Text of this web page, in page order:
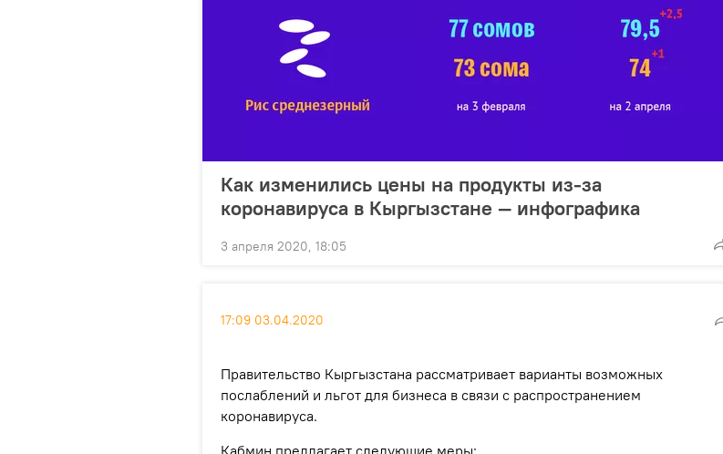
Как изменились цены на продукты из-за
коронавируса в Кыргызстане — инфографика
3 апреля 2020, 18:05
17:09 03.04.2020
Правительство Кыргызстана рассматривает варианты возможных
послаблений и льгот для бизнеса в связи с распространением
коронавируса.
Кабмин предлагает следующие меры: